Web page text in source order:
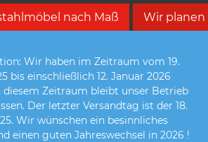
nach Maß Wir planen
Wir haben im Zeitraum vom 19.
bis einschließlich 12. Januar 2026
diesem Zeitraum bleibt unser Betrieb
Der letzter Versandtag ist der 18.
Wir wünschen ein besinnliches
einen guten Jahreswechsel in 2026 !